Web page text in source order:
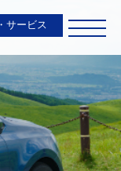
サービス